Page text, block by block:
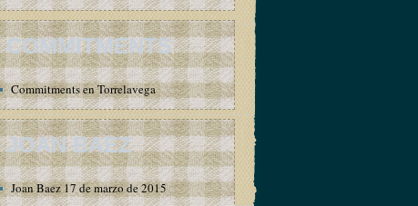
COMMITMENTS
Commitments en Torrelavega
JOAN BAEZ
Joan Baez 17 de marzo de 2015